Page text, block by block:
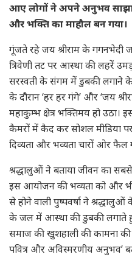
आए लोगों ने अपने अनुभव
और भक्ति का माहौल बन गया।
गूंजते रहे जय श्रीराम के गगनभेदी
त्रिवेणी तट पर आस्था की लहरें
सरस्वती के संगम में डुबकी लगाने के
के दौरान ‘हर हर गंगे’ और ‘जय
महाकुम्भ क्षेत्र भक्तिमय हो
कैमरों में कैद कर सोशल मीडिया
दिव्यता और भव्यता चारों ओर फैल
श्रद्धालुओं ने बताया जीवन का
इस आयोजन की भव्यता को और भी
से होने वाली पुष्पवर्षा ने
के जल में आस्था की डुबकी लगाते
समाज की खुशहाली की कामना
पवित्र और अविस्मरणीय अनुभव’